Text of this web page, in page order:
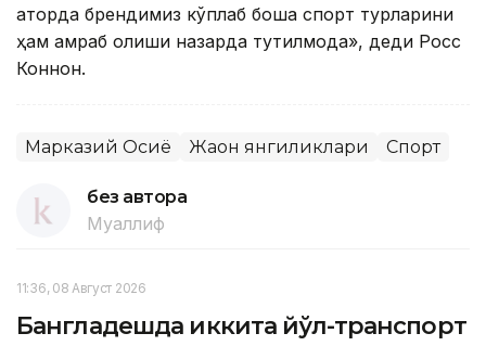
қаторда брендимиз кўплаб бошқа спорт турларини
ҳам қамраб олиши назарда тутилмоқда», деди Росс
Коннон.
Марказий Осиё Жаҳон янгиликлари Спорт
без автора
Муаллиф
11:36, 08 Август 2026
Бангладешда иккита йўл-транспорт